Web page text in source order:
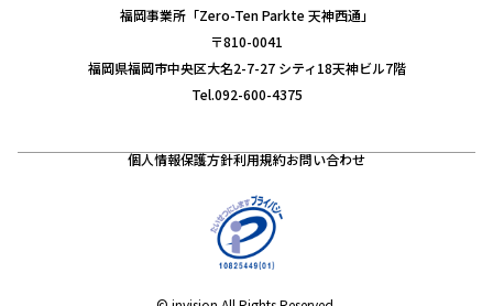
福岡事業所「Zero-Ten Parkte 天神西通」
〒810-0041
福岡県福岡市中央区大名2-7-27 シティ18天神ビル7階
Tel.092-600-4375
個人情報保護方針利用規約お問い合わせ